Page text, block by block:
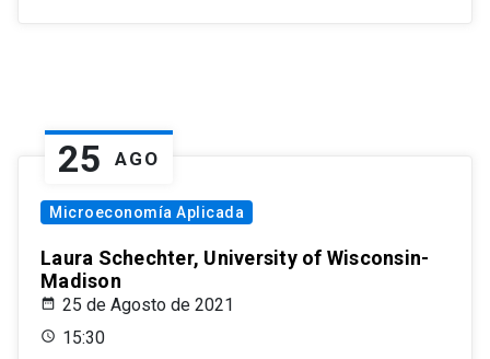
25 AGO
Microeconomía Aplicada
Laura Schechter, University of Wisconsin-
Madison
25 de Agosto de 2021
15:30